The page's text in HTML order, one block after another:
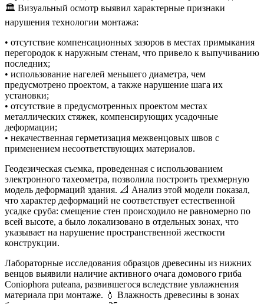
🏛️ Визуальный осмотр выявил характерные признаки
нарушения технологии монтажа:
• отсутствие компенсационных зазоров в местах примыкания
перегородок к наружным стенам, что привело к выпучиванию
последних;
• использование нагелей меньшего диаметра, чем
предусмотрено проектом, а также нарушение шага их
установки;
• отсутствие в предусмотренных проектом местах
металлических стяжек, компенсирующих усадочные
деформации;
• некачественная герметизация межвенцовых швов с
применением несоответствующих материалов.
Геодезическая съемка, проведенная с использованием
электронного тахеометра, позволила построить трехмерную
модель деформаций здания. 📐 Анализ этой модели показал,
что характер деформаций не соответствует естественной
усадке сруба: смещение стен происходило не равномерно по
всей высоте, а было локализовано в отдельных зонах, что
указывает на нарушение пространственной жесткости
конструкции.
Лабораторные исследования образцов древесины из нижних
венцов выявили наличие активного очага домового гриба
Coniophora puteana, развившегося вследствие увлажнения
материала при монтаже. 💧 Влажность древесины в зонах